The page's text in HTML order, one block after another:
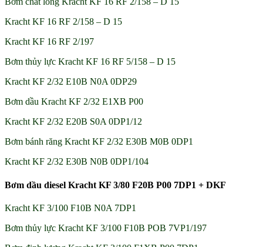
Kracht KF 16 RF 2/158 – D 15
Kracht KF 16 RF 2/197
Bơm thủy lực Kracht KF 16 RF 5/158 – D 15
Kracht KF 2/32 E10B N0A 0DP29
Bơm dầu Kracht KF 2/32 E1XB P00
Kracht KF 2/32 E20B S0A 0DP1/12
Bơm bánh răng Kracht KF 2/32 E30B M0B 0DP1
Kracht KF 2/32 E30B N0B 0DP1/104
Bơm dầu diesel Kracht KF 3/80 F20B P00 7DP1 + DKF
Kracht KF 3/100 F10B N0A 7DP1
Bơm thủy lực Kracht KF 3/100 F10B POB 7VP1/197